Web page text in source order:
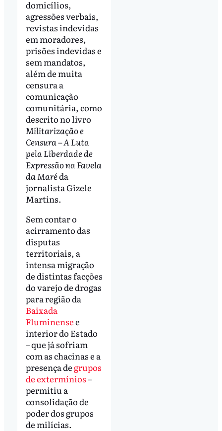
domicílios,
agressões verbais,
revistas indevidas
em moradores,
prisões indevidas e
sem mandatos,
além de muita
censura a
comunicação
comunitária, como
descrito no livro
Militarização e
Censura – A Luta
pela Liberdade de
Expressão na Favela
da Maréda
jornalista Gizele
Martins.
Sem contar o
acirramento das
disputas
territoriais, a
intensa migração
de distintas facções
do varejo de drogas
para região da
Baixada
Fluminensee
interior do Estado
– que já sofriam
com as chacinas e a
presença degrupos
de extermínios–
permitiu a
consolidação de
poder dos grupos
de milícias.